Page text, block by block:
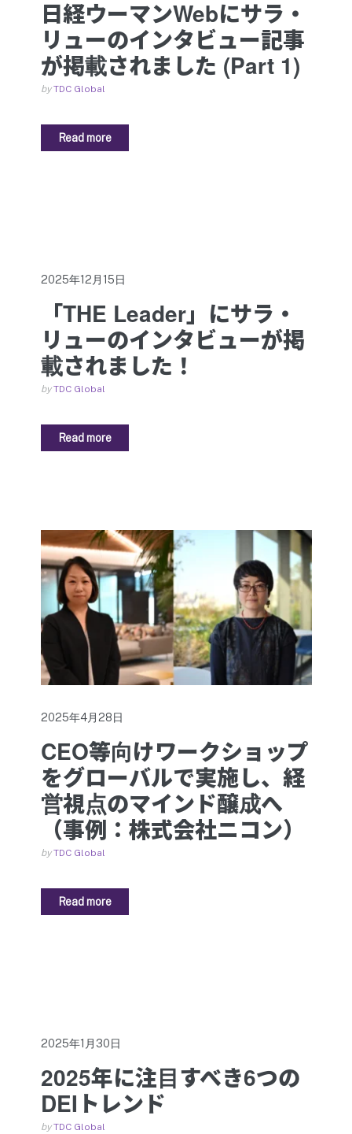
日経ウーマンWebにサラ・
リューのインタビュー記事
が掲載されました (Part 1)
byTDC Global
Read more
2025年12月15日
「THE Leader」にサラ・
リューのインタビューが掲
載されました！
byTDC Global
Read more
2025年4月28日
CEO等向けワークショップ
をグローバルで実施し、経
営視点のマインド醸成へ
（事例：株式会社ニコン）
byTDC Global
Read more
2025年1月30日
2025年に注目すべき6つの
DEIトレンド
byTDC Global